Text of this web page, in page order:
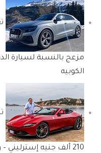
مزعج بالنسبة لسيارة
الكوبيه
210 ألف جنيه إسترليني – وهذا ما تحصل عليه مقابل أموالك